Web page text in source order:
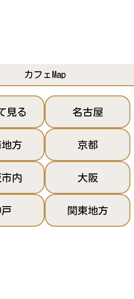
カフェMap
見る 名古屋
方 京都
内 大阪
関東地方